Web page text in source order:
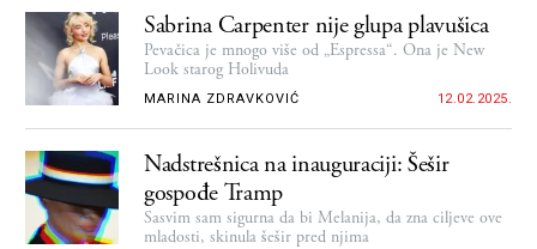
Sabrina Carpenter nije glupa plavušica
Pevačica je mnogo više od „Espressa“. Ona je New
Look starog Holivuda
MARINA ZDRAVKOVIĆ 12.02.2025.
Nadstrešnica na inauguraciji: Šešir
gospođe Tramp
Sasvim sam sigurna da bi Melanija, da zna ciljeve ove
mladosti, skinula šešir pred njima